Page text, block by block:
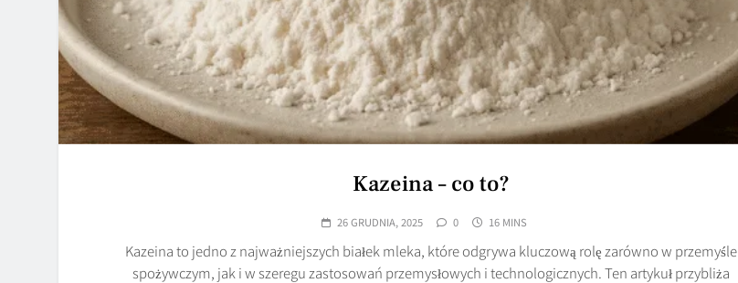
Kazeina – co to?
26 GRUDNIA, 2025 0 16 MINS
Kazeina to jedno z najważniejszych białek mleka, które odgrywa kluczową rolę zarówno w przemyśle
spożywczym, jak i w szeregu zastosowań przemysłowych i technologicznych. Ten artykuł przybliża